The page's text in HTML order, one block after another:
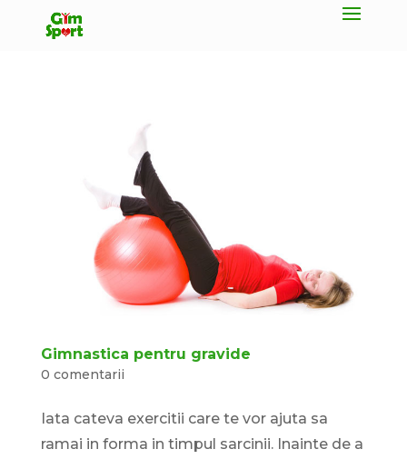
Gimnastica pentru gravide
0 comentarii
Iata cateva exercitii care te vor ajuta sa
ramai in forma in timpul sarcinii. Inainte de a